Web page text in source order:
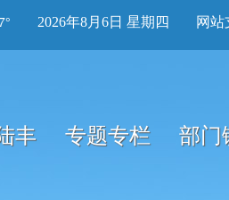
2026年8月6日 星期四 网站
丰 专题专栏 部门